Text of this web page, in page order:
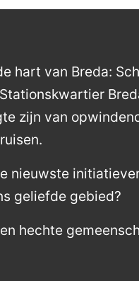
hart van Breda:
zijn van
nieuwste
geliefde gebied?
hechte